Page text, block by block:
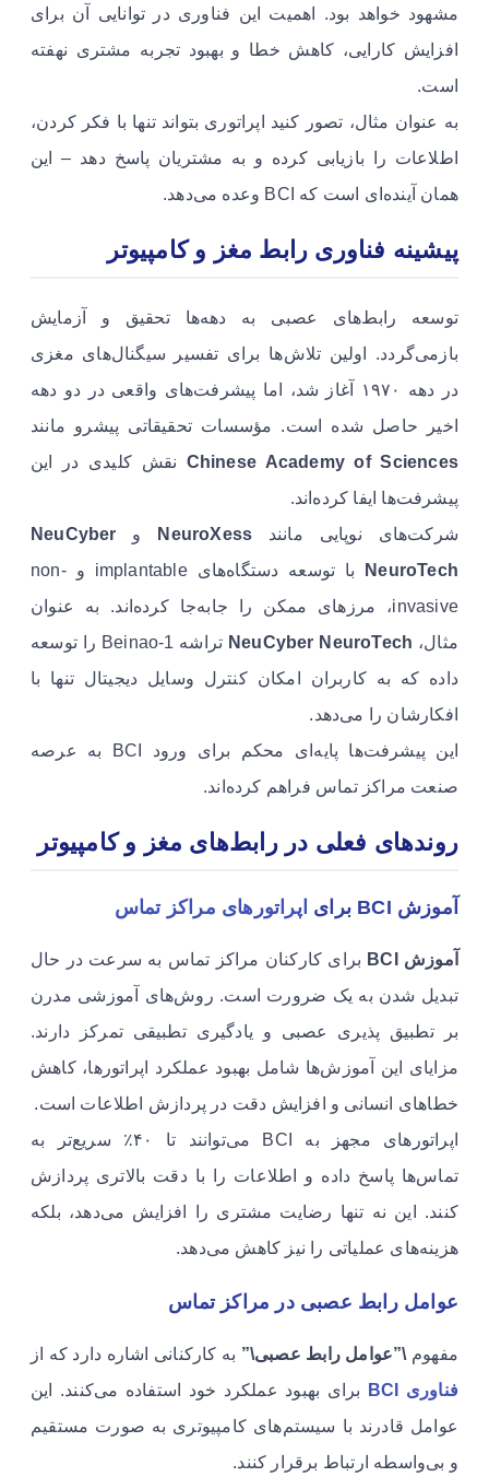
مشهود خواهد بود. اهمیت این فناوری در توانایی آن برای
افزایش کارایی، کاهش خطا و بهبود تجربه مشتری نهفته
است.
به عنوان مثال، تصور کنید اپراتوری بتواند تنها با فکر کردن،
اطلاعات را بازیابی کرده و به مشتریان پاسخ دهد – این
همان آینده‌ای است که BCI وعده می‌دهد.
پیشینه فناوری رابط مغز و کامپیوتر
توسعه رابط‌های عصبی به دهه‌ها تحقیق و آزمایش
بازمی‌گردد. اولین تلاش‌ها برای تفسیر سیگنال‌های مغزی
در دهه ۱۹۷۰ آغاز شد، اما پیشرفت‌های واقعی در دو دهه
اخیر حاصل شده است. مؤسسات تحقیقاتی پیشرو مانند
Chinese Academy of Sciences نقش کلیدی در این
پیشرفت‌ها ایفا کرده‌اند.
شرکت‌های نوپایی مانند NeuroXess و NeuCyber
NeuroTech
با توسعه دستگاه‌های implantable و non-
invasive، مرزهای ممکن را جابه‌جا کرده‌اند. به عنوان
مثال، NeuCyber NeuroTech
تراشه Beinao-1 را توسعه
داده که به کاربران امکان کنترل وسایل دیجیتال تنها با
افکارشان را می‌دهد.
این پیشرفت‌ها پایه‌ای محکم برای ورود BCI به عرصه
صنعت مراکز تماس فراهم کرده‌اند.
روندهای فعلی در رابط‌های مغز و کامپیوتر
آموزش BCI برای اپراتورهای مراکز تماس
آموزش BCI
برای کارکنان مراکز تماس به سرعت در حال
تبدیل شدن به یک ضرورت است. روش‌های آموزشی مدرن
بر تطبیق پذیری عصبی و یادگیری تطبیقی تمرکز دارند.
مزایای این آموزش‌ها شامل بهبود عملکرد اپراتورها، کاهش
خطاهای انسانی و افزایش دقت در پردازش اطلاعات است.
اپراتورهای مجهز به BCI می‌توانند تا ۴۰٪ سریع‌تر به
تماس‌ها پاسخ داده و اطلاعات را با دقت بالاتری پردازش
کنند. این نه تنها رضایت مشتری را افزایش می‌دهد، بلکه
هزینه‌های عملیاتی را نیز کاهش می‌دهد.
عوامل رابط عصبی در مراکز تماس
مفهوم \”عوامل رابط عصبی\” به کارکنانی اشاره دارد که از
فناوری BCI
برای بهبود عملکرد خود استفاده می‌کنند. این
عوامل قادرند با سیستم‌های کامپیوتری به صورت مستقیم
و بی‌واسطه ارتباط برقرار کنند.